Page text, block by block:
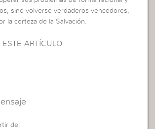
sino volverse verdaderos vencedores,
la certeza de la Salvación.
ESTE ARTÍCULO
de: